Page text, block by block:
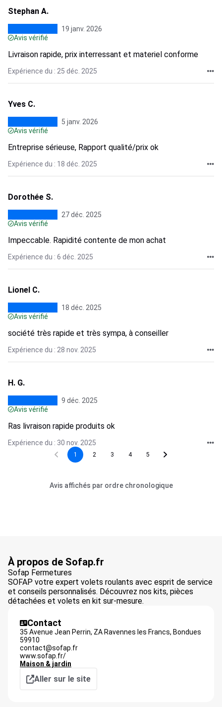
Stephan A.
19 janv. 2026
Avis vérifié
Livraison rapide, prix interressant et materiel conforme
Expérience du : 25 déc. 2025
Yves C.
5 janv. 2026
Avis vérifié
Entreprise sérieuse, Rapport qualité/prix ok
Expérience du : 18 déc. 2025
Dorothée S.
27 déc. 2025
Avis vérifié
Impeccable. Rapidité contente de mon achat
Expérience du : 6 déc. 2025
Lionel C.
18 déc. 2025
Avis vérifié
société très rapide et très sympa, à conseiller
Expérience du : 28 nov. 2025
H. G.
9 déc. 2025
Avis vérifié
Ras livraison rapide produits ok
Expérience du : 30 nov. 2025
1 2 3 4 5
Avis affichés par ordre chronologique
À propos de Sofap.fr
Sofap Fermetures
SOFAP votre expert volets roulants avec esprit de service
et conseils personnalisés. Découvrez nos kits, pièces
détachées et volets en kit sur-mesure.
Contact
35 Avenue Jean Perrin, ZA Ravennes les Francs, Bondues
59910
contact@sofap.fr
www.sofap.fr/
Maison & jardin
Aller sur le site